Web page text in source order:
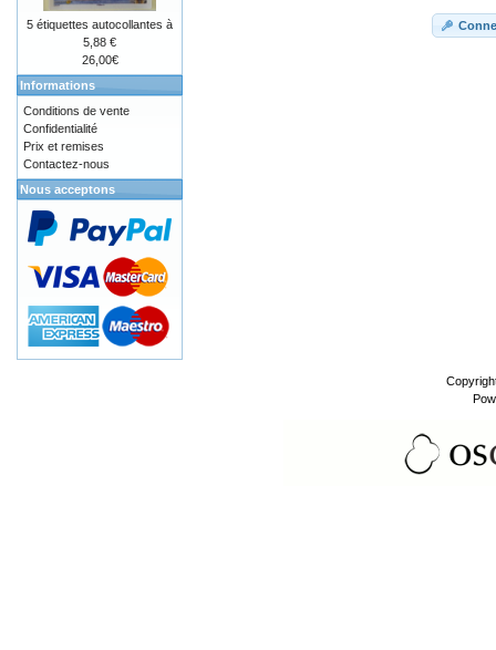
5 étiquettes autocollantes à
5,88 €
26,00€
Informations
Conditions de vente
Confidentialité
Prix et remises
Contactez-nous
Nous acceptons